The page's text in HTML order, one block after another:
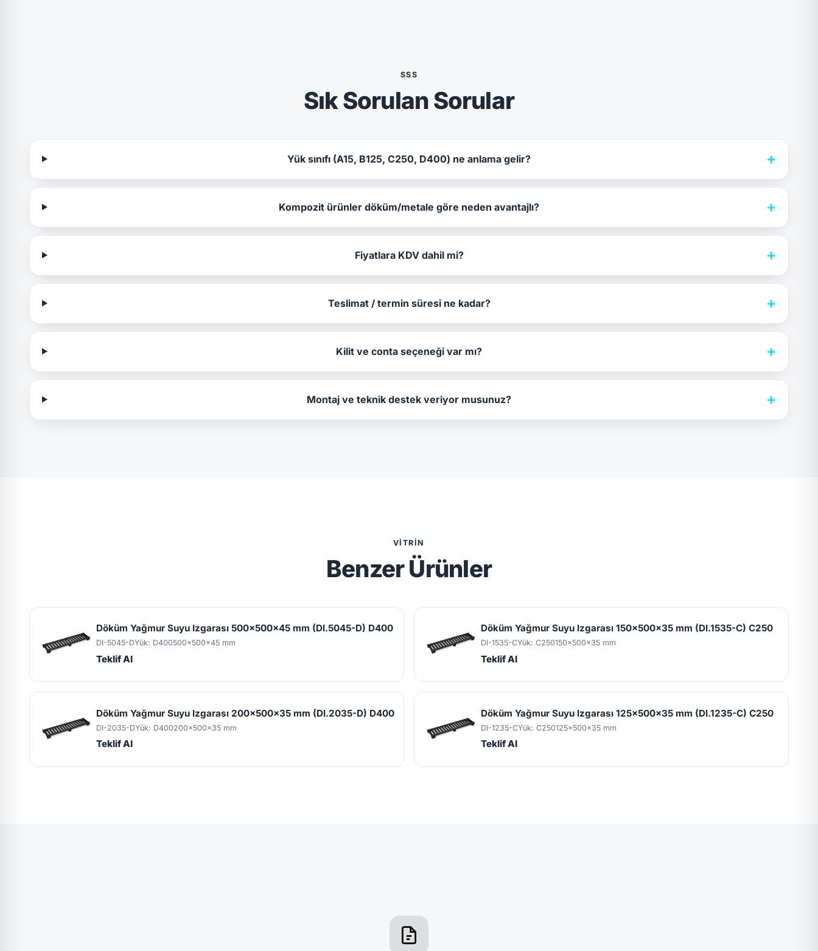
SSS
Sık Sorulan Sorular
Yük sınıfı (A15, B125, C250, D400) ne anlama gelir? +
Kompozit ürünler döküm/metale göre neden avantajlı? +
Fiyatlara KDV dahil mi? +
Teslimat / termin süresi ne kadar? +
Kilit ve conta seçeneği var mı? +
Montaj ve teknik destek veriyor musunuz? +
VITRIN
Benzer Ürünler
Döküm Yağmur Suyu Izgarası 500x500x45 mm (DI.5045-D) D400
DI-5045-DYük: D400500x500x45 mm
Teklif Al
Döküm Yağmur Suyu Izgarası 150x500x35 mm (DI.1535-C) C250
DI-1535-CYük: C250150x500x35 mm
Teklif Al
Döküm Yağmur Suyu Izgarası 200x500x35 mm (DI.2035-D) D400
DI-2035-DYük: D400200x500x35 mm
Teklif Al
Döküm Yağmur Suyu Izgarası 125x500x35 mm (DI.1235-C) C250
DI-1235-CYük: C250125x500x35 mm
Teklif Al